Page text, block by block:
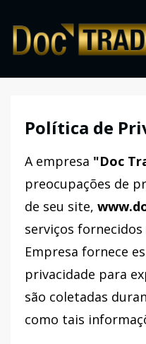
Política de
A empresa "Doc
preocupações de
de seu site,
serviços fornecidos
Empresa fornece
privacidade para
são coletadas
como tais